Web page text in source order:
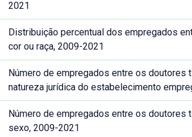
2021
Distribuição percentual dos empregados
cor ou raça, 2009-2021
Número de empregados entre os doutores
natureza jurídica do estabelecimento
Número de empregados entre os doutores
sexo, 2009-2021